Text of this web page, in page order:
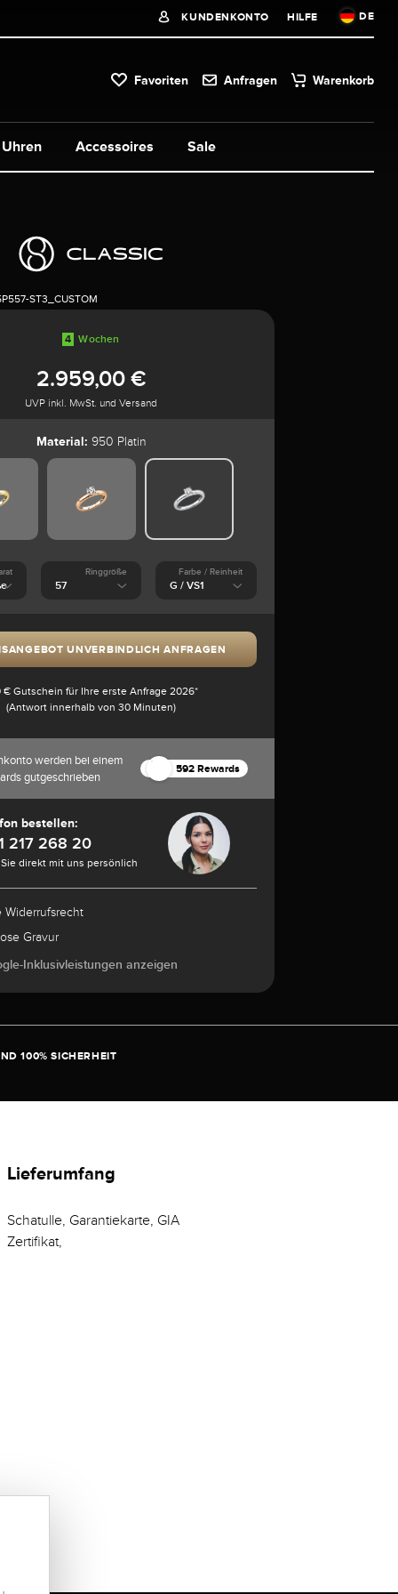
KUNDENKONTO HILFE DE
Favoriten Anfragen Warenkorb
Uhren Accessoires Sale
ST3_CUSTOM
4 Wochen
2.959,00 €
UVP inkl. MwSt. und Versand
Material: 950 Platin
Ringgröße Farbe / Reinheit
UNVERBINDLICH ANFRAGEN
€ Gutschein für Ihre erste Anfrage 2026*
(Antwort innerhalb von 30 Minuten)
werden bei einem
gutgeschrieben
592 Rewards
bestellen:
217 268 20
direkt mit uns persönlich
Widerrufsrecht
Gravur
Inklusivleistungen anzeigen
100% SICHERHEIT
Lieferumfang
Schatulle, Garantiekarte, GIA
Zertifikat,